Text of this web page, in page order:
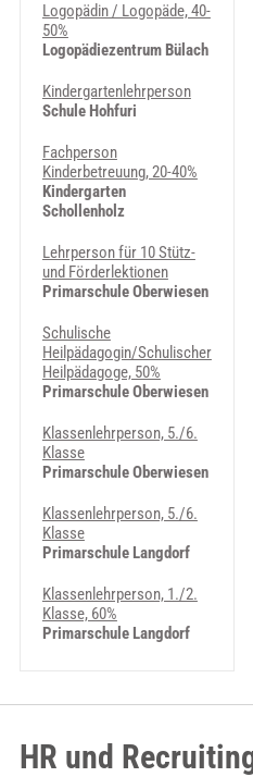
Logopädin / Logopäde, 40-
50%
Logopädiezentrum Bülach
Kindergartenlehrperson
Schule Hohfuri
Fachperson
Kinderbetreuung, 20-40%
Kindergarten
Schollenholz
Lehrperson für 10 Stütz-
und Förderlektionen
Primarschule Oberwiesen
Schulische
Heilpädagogin/Schulischer
Heilpädagoge, 50%
Primarschule Oberwiesen
Klassenlehrperson, 5./6.
Klasse
Primarschule Oberwiesen
Klassenlehrperson, 5./6.
Klasse
Primarschule Langdorf
Klassenlehrperson, 1./2.
Klasse, 60%
Primarschule Langdorf
HR und